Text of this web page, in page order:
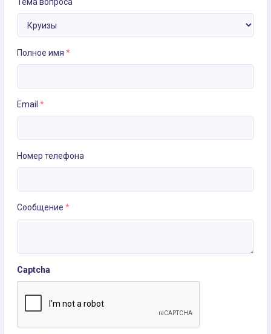
Тема вопроса
Полное имя *
Email *
Номер телефона
Сообщение *
Captcha